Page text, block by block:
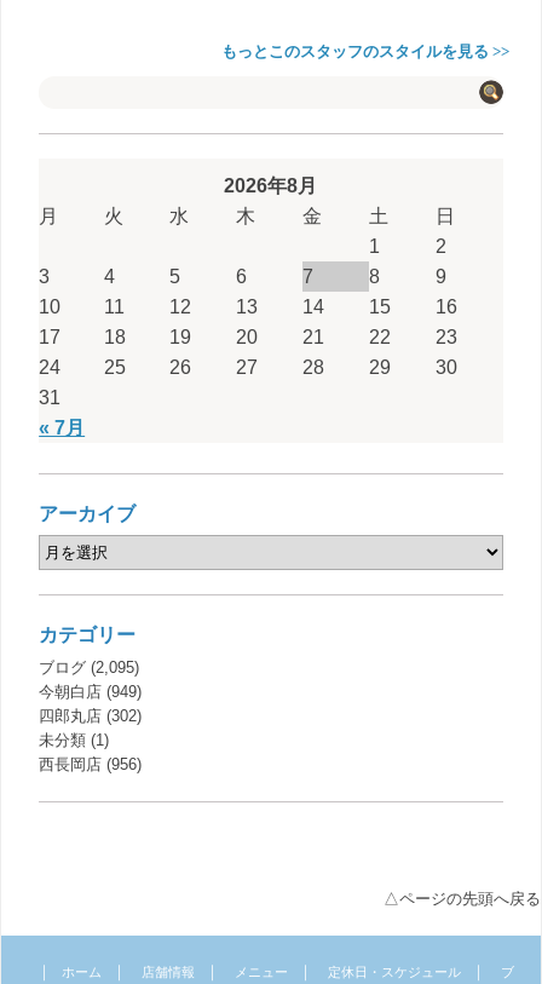
もっとこのスタッフのスタイルを見る >>
2026年8月
月
火 水 木 金 土 日
« 7月
1
2
3
4 5 6 7 8
9
10
11 12 13 14 15
16
17
18 19 20 21 22
23
24
25 26 27 28 29
30
31
アーカイブ
カテゴリー
ブログ (2,095)
今朝白店 (949)
四郎丸店 (302)
未分類 (1)
西長岡店 (956)
△ページの先頭へ戻る
｜ ホーム ｜ 店舗情報 ｜ メニュー ｜ 定休日・スケジュール ｜ ブ